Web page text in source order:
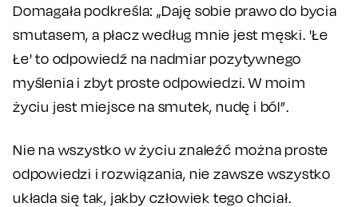
Domagała podkreśla: „Daję sobie prawo do bycia
smutasem, a płacz według mnie jest męski. 'Łe
Łe' to odpowiedź na nadmiar pozytywnego
myślenia i zbyt proste odpowiedzi. W moim
życiu jest miejsce na smutek, nudę i ból”.
Nie na wszystko w życiu znaleźć można proste
odpowiedzi i rozwiązania, nie zawsze wszystko
układa się tak, jakby człowiek tego chciał.